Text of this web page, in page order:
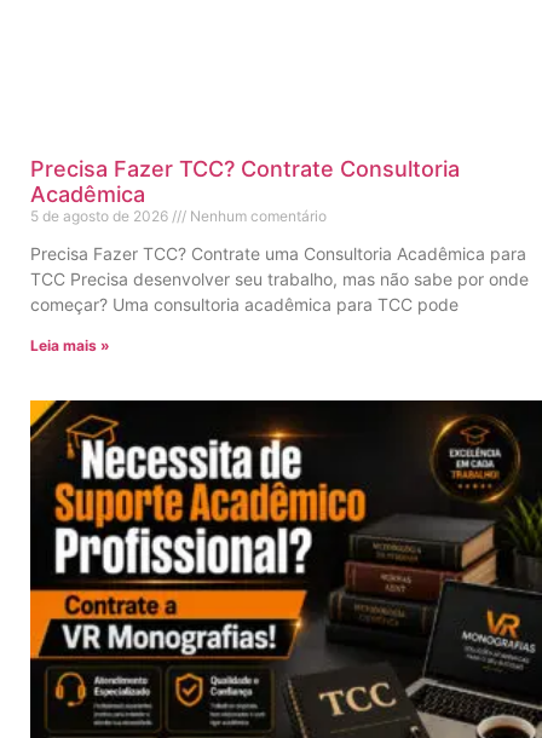
Precisa Fazer TCC? Contrate Consultoria
Acadêmica
5 de agosto de 2026 Nenhum comentário
Precisa Fazer TCC? Contrate uma Consultoria Acadêmica para
TCC Precisa desenvolver seu trabalho, mas não sabe por onde
começar? Uma consultoria acadêmica para TCC pode
Leia mais »